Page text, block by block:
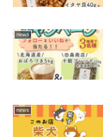
news
news